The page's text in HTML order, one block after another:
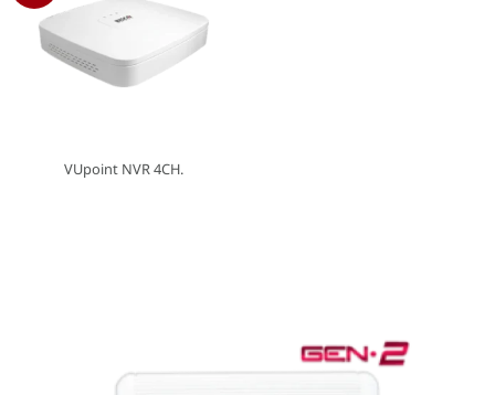
VUpoint NVR 4CH.